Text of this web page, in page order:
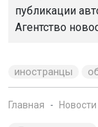
публикации
Агентство
иностранцы
Главная Новости